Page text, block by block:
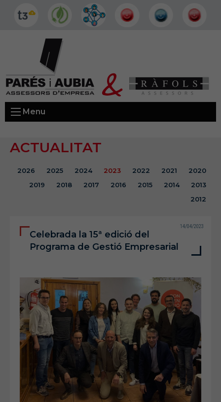
Menu
ACTUALITAT
2026 2025 2024 2023 2022 2021
2020
2019
2018 2017 2016 2015 2014
2013
2012
Celebrada la 15ª edició del
Programa de Gestió Empresarial
14/04/2023